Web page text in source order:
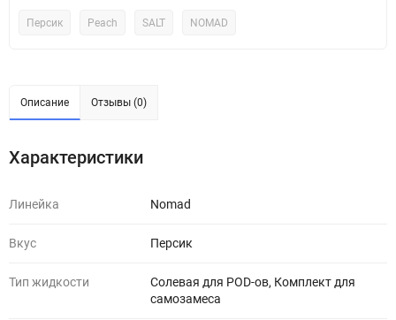
Персик Peach SALT NOMAD
Описание Отзывы (0)
Характеристики
Линейка Nomad
Вкус Персик
Тип жидкости
Солевая для POD-ов, Комплект для
самозамеса